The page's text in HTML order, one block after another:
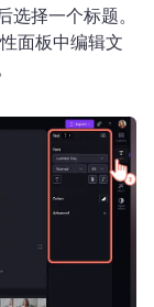
面板中编辑文